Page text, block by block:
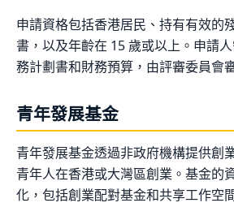
申請資格包括香港居民、持有有效的
書，以及年齡在 15 歲或以上。申請
務計劃書和財務預算，由評審委員會
青年發展基金
青年發展基金透過非政府機構提供創
青年人在香港或大灣區創業。基金的
化，包括創業配對基金和共享工作空